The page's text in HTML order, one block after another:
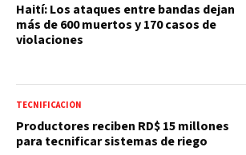
Haití: Los ataques entre bandas dejan
más de 600 muertos y 170 casos de
violaciones
TECNIFICACIÓN
Productores reciben RD$ 15 millones
para tecnificar sistemas de riego